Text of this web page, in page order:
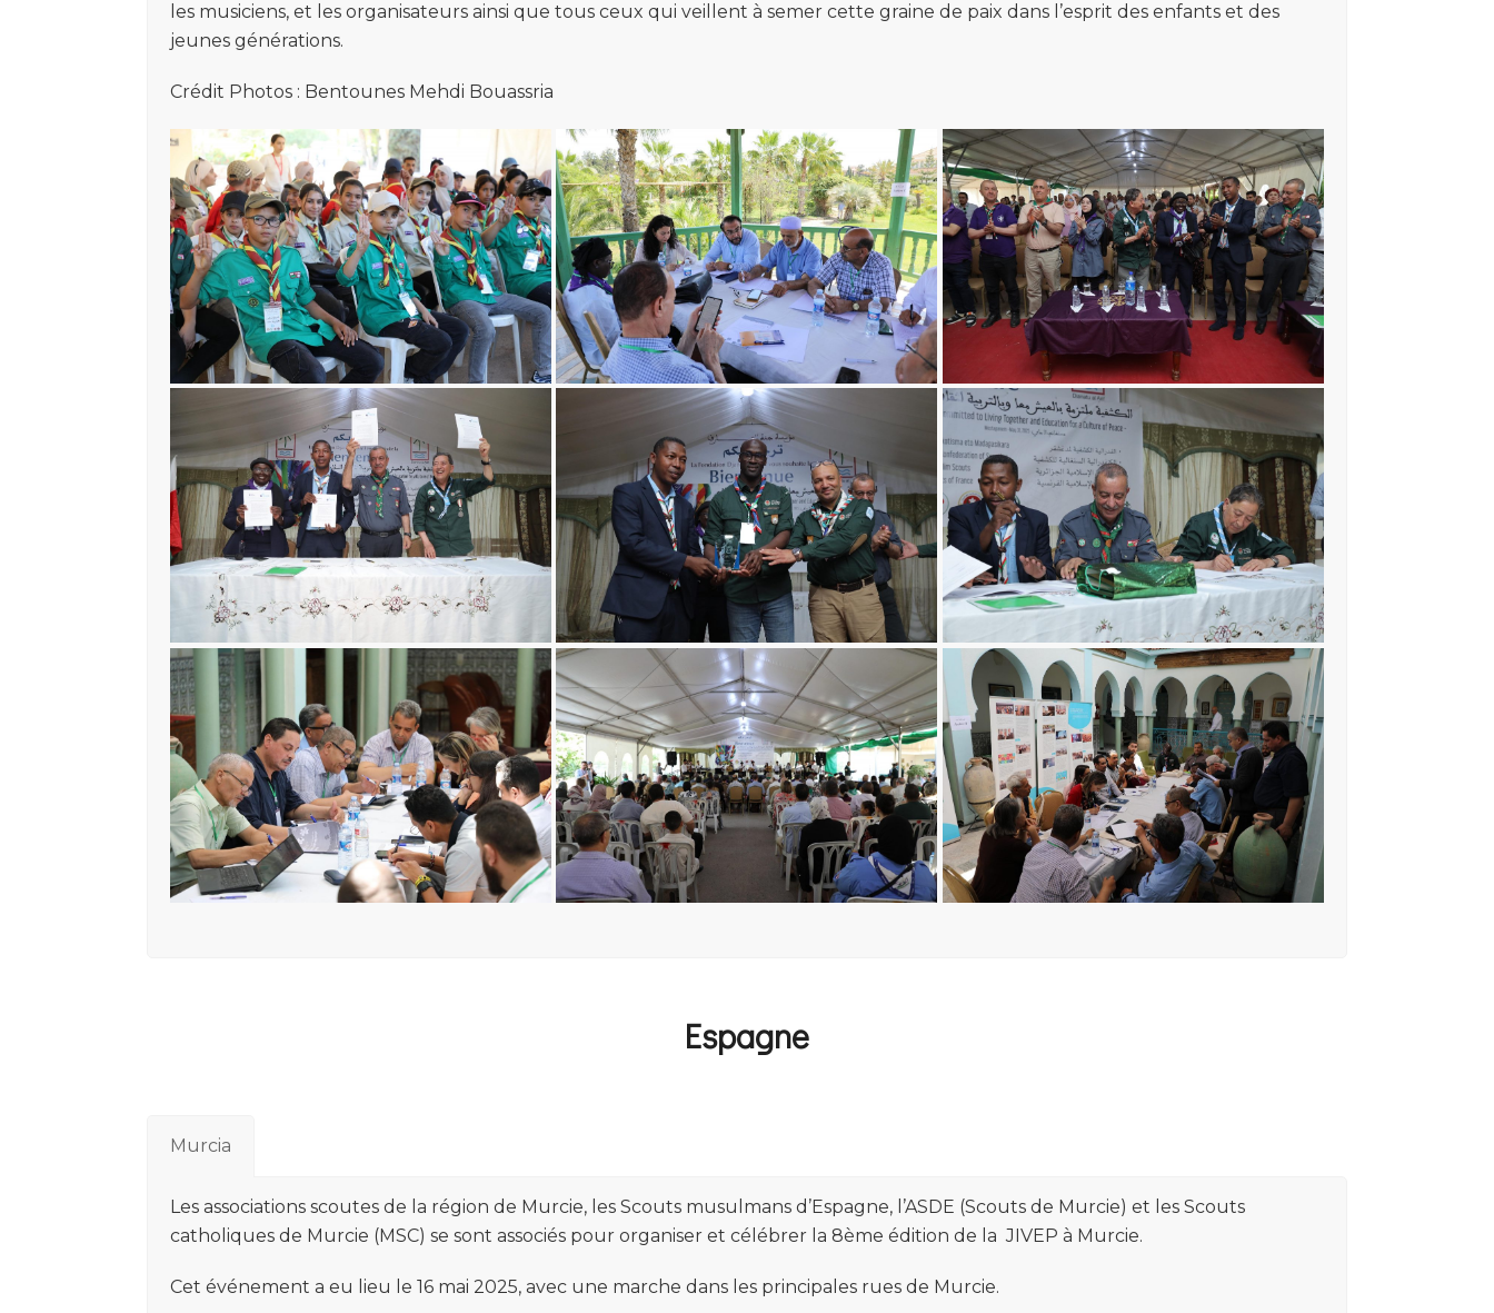
les musiciens, et les organisateurs ainsi que tous ceux qui veillent à semer cette graine de paix dans l’esprit des enfants et des
jeunes générations.
Crédit Photos : Bentounes Mehdi Bouassria
Espagne
Murcia
Les associations scoutes de la région de Murcie, les Scouts musulmans d’Espagne, l’ASDE (Scouts de Murcie) et les Scouts
catholiques de Murcie (MSC) se sont associés pour organiser et célébrer la 8ème édition de la JIVEP à Murcie.
Cet événement a eu lieu le 16 mai 2025, avec une marche dans les principales rues de Murcie.